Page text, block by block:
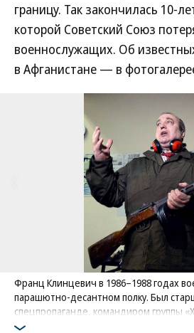
границу. Так закончилась 10-
которой Советский Союз
военнослужащих. Об
в Афганистане — в
Франц Клинцевич в 1986–1988 годах
парашютно-десантном полку. Был
спецпропаганде, командиром группы
с местным населением. По его словам,